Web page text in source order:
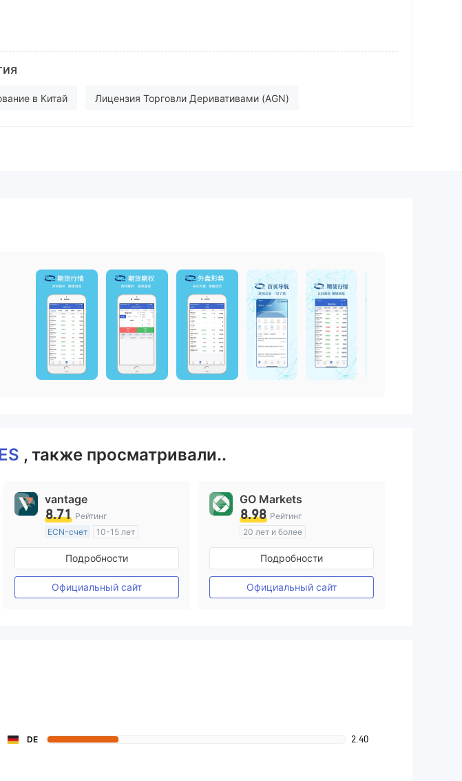
в Китай Лицензия Торговли Деривативами (AGN)
, также просматривали..
vantage
8.71 Рейтинг
ECN-счет
10-15 лет
Регулирование в Австралия
Маркет-Мейкинг (MM)
Основной стандарт MT4
Подробности
Официальный сайт
GO Markets
8.98 Рейтинг
20 лет и более
Регулирование в Австралия
Маркет-Мейкинг (MM)
cTrader
Подробности
Официальный сайт
DE 2.40